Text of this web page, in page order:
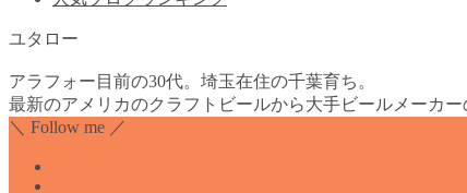
ユタロー
アラフォー目前の30代。埼玉在住の千葉育ち。
最新のアメリカのクラフトビールから大手ビールメーカ
＼ Follow me ／